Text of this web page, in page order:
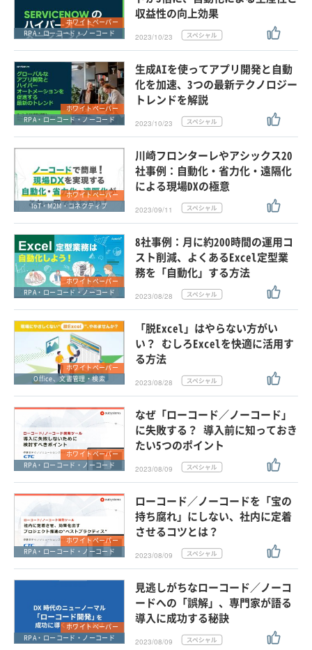
ホワイトペーパー
RPA・ローコード・ノーコード
収益性の向上効果
2023/10/23
ホワイトペーパー
RPA・ローコード・ノーコード
生成AIを使ってアプリ開発と自動
化を加速、3つの最新テクノロジー
トレンドを解説
2023/10/23
ホワイトペーパー
IoT・M2M・コネクティブ
川崎フロンターレやアシックス20
社事例：自動化・省力化・遠隔化
による現場DXの極意
2023/09/11
ホワイトペーパー
RPA・ローコード・ノーコード
8社事例：月に約200時間の運用コ
スト削減、よくあるExcel定型業
務を「自動化」する方法
2023/08/28
ホワイトペーパー
Office、文書管理・検索
「脱Excel」はやらない方がい
い？ むしろExcelを快適に活用す
る方法
2023/08/28
ホワイトペーパー
RPA・ローコード・ノーコード
なぜ「ローコード／ノーコード」
に失敗する？ 導入前に知っておき
たい5つのポイント
2023/08/09
ホワイトペーパー
RPA・ローコード・ノーコード
ローコード／ノーコードを「宝の
持ち腐れ」にしない、社内に定着
させるコツとは？
2023/08/09
ホワイトペーパー
RPA・ローコード・ノーコード
見逃しがちなローコード／ノーコ
ードへの「誤解」、専門家が語る
導入に成功する秘訣
2023/08/09